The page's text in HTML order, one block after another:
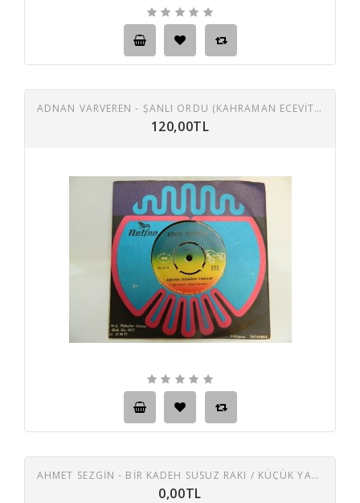
ADNAN VARVEREN - ŞANLI ORDU (KAHRAMAN ECEVIT) / AŞKINA SUSADIM YANDIM
120,00TL
AHMET SEZGİN - BIR KADEH SUSUZ RAKI / KÜÇÜK YAŞTA ALDIM SAZI ELIME
0,00TL